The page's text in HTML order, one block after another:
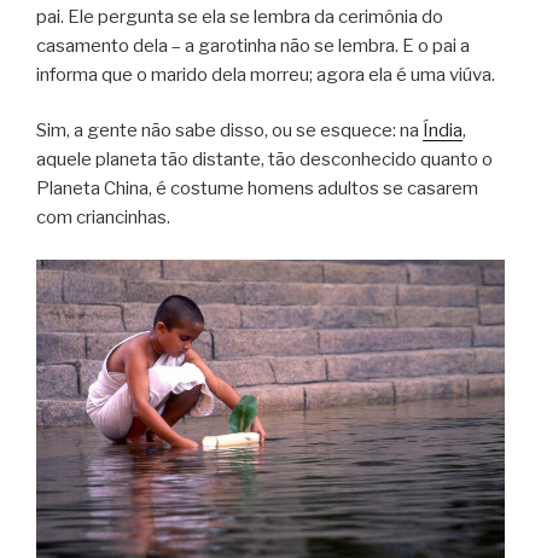
pai. Ele pergunta se ela se lembra da cerimônia do
casamento dela – a garotinha não se lembra. E o pai a
informa que o marido dela morreu; agora ela é uma viúva.
Sim, a gente não sabe disso, ou se esquece: na Índia,
aquele planeta tão distante, tão desconhecido quanto o
Planeta China, é costume homens adultos se casarem
com criancinhas.